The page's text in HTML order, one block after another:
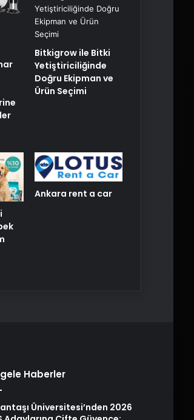
Bitkigrow ile Bitki
Yetiştiriciliğinde
Doğru Ekipman ve
Ürün Seçimi
Ankara rent a car
Haberler
Üniversitesi’nden 2026